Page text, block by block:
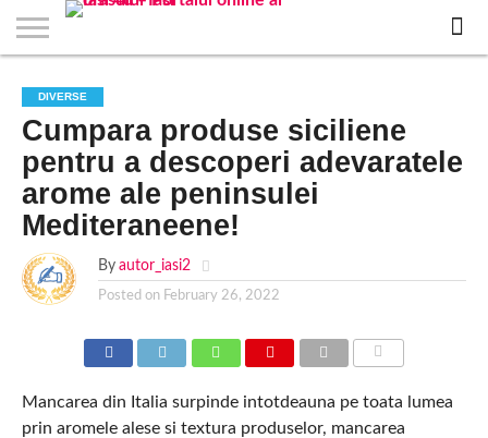
STIRI
APARTAMENTE
NOI IASI
STIRI
IASI
JOBS
IN
IASI
FILME
LA
CINEMA
CLUBURI /
DISCOTECI
BARURI /
CAFENELE
SALI DE
FORTA
SI
FITNESS
SALOANE DE
INFRUMUSETARE
AGENTII
DE
TURISM
IASI
RESTAURANTE
IN IASI
PIZZA
IN
IASI
PISCINA
IN IASI
FLORARII
RADIO
LIVE
IN
IASI
SPALATORII
AUTO
TRACTARI
AUTO
TAXI
IN
IASI
CINEMA
TEATRU
HOTELURI
/
PENSIUNI
TEREN
SPORTIV
TEREN
TENIS
IASI
FARMACII
NON
STOP
COFFEE-
TO-GO
FIRME DE
PUBLICITATE
RENT
A
CAR
DIVERSE
Cumpara produse siciliene
pentru a descoperi adevaratele
arome ale peninsulei
Mediteraneene!
By autor_iasi2
Posted on February 26, 2022
Mancarea din Italia surpinde intotdeauna pe toata lumea
prin aromele alese si textura produselor, mancarea